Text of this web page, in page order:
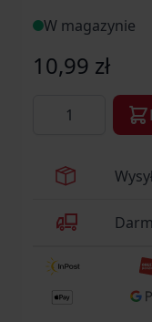
W magazynie
10,99 zł